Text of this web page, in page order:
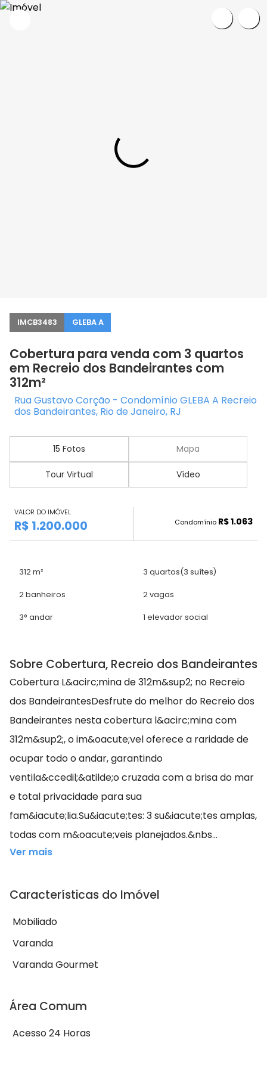
IMCB3483 GLEBA A
Cobertura para venda com 3 quartos
em Recreio dos Bandeirantes com
312m²
Rua Gustavo Corção - Condomínio GLEBA A Recreio
dos Bandeirantes, Rio de Janeiro, RJ
15 Fotos Mapa
Tour Virtual Vídeo
VALOR DO IMÓVEL
R$ 1.200.000 Condomínio R$ 1.063
312 m² 3 quartos(3 suítes)
2 banheiros 2 vagas
3° andar 1 elevador social
Sobre Cobertura, Recreio dos Bandeirantes
Cobertura L&acirc;mina de 312m&sup2; no Recreio
dos BandeirantesDesfrute do melhor do Recreio dos
Bandeirantes nesta cobertura l&acirc;mina com
312m&sup2;, o im&oacute;vel oferece a raridade de
ocupar todo o andar, garantindo
ventila&ccedil;&atilde;o cruzada com a brisa do mar
e total privacidade para sua
fam&iacute;lia.Su&iacute;tes: 3 su&iacute;tes amplas,
todas com m&oacute;veis planejados.&nbs...
Ver mais
Características do Imóvel
Mobiliado
Varanda
Varanda Gourmet
Área Comum
Acesso 24 Horas